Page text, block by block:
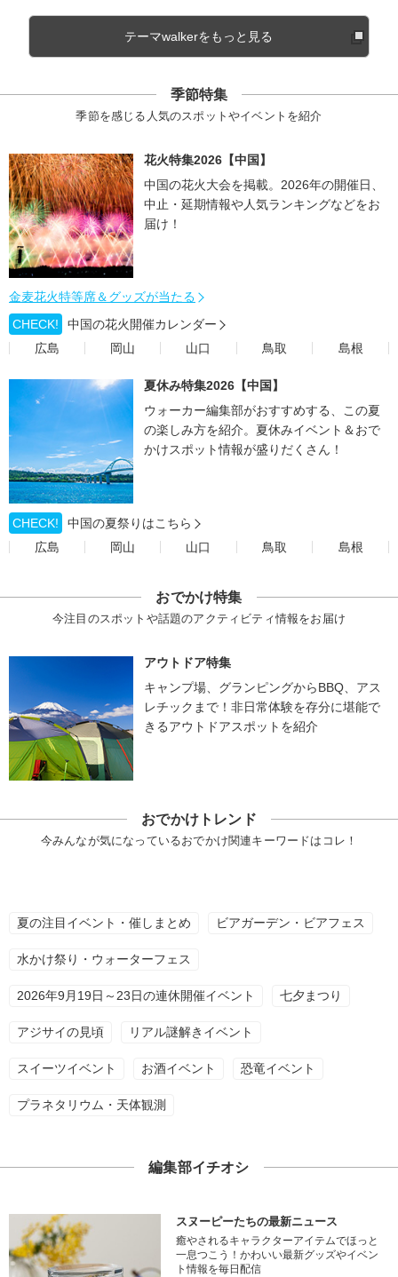
テーマwalkerをもっと見る
季節特集
季節を感じる人気のスポットやイベントを紹介
花火特集2026【中国】
中国の花火大会を掲載。2026年の開催日、
中止・延期情報や人気ランキングなどをお
届け！
金麦花火特等席＆グッズが当たる
CHECK!
中国の花火開催カレンダー
広島
岡山 山口 鳥取 島根
夏休み特集2026【中国】
ウォーカー編集部がおすすめする、この夏
の楽しみ方を紹介。夏休みイベント＆おで
かけスポット情報が盛りだくさん！
CHECK!
中国の夏祭りはこちら
広島
岡山 山口 鳥取 島根
おでかけ特集
今注目のスポットや話題のアクティビティ情報をお届け
アウトドア特集
キャンプ場、グランピングからBBQ、アス
レチックまで！非日常体験を存分に堪能で
きるアウトドアスポットを紹介
おでかけトレンド
今みんなが気になっているおでかけ関連キーワードはコレ！
夏の注目イベント・催しまとめ ビアガーデン・ビアフェス
水かけ祭り・ウォーターフェス
2026年9月19日～23日の連休開催イベント 七夕まつり
アジサイの見頃 リアル謎解きイベント
スイーツイベント お酒イベント 恐竜イベント
プラネタリウム・天体観測
編集部イチオシ
スヌーピーたちの最新ニュース
癒やされるキャラクターアイテムでほっと
一息つこう！かわいい最新グッズやイベン
ト情報を毎日配信